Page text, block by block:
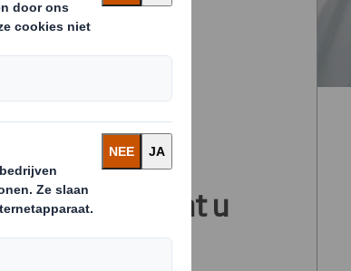
DS Smith
betekent dat u